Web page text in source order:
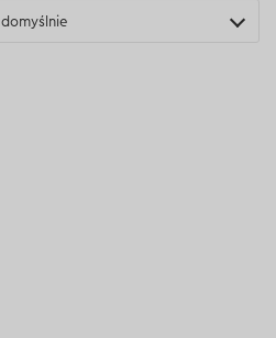
domyślnie